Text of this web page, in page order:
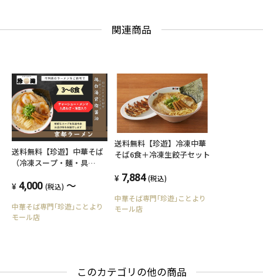
関連商品
送料無料【珍遊】中華そば
（冷凍スープ・麺・具
4,000 (税込) ～
中華そば専門｢珍遊｣ことより
モール店
送料無料【珍遊】冷凍中華
そば6食＋冷凍生餃子セット
7,884 (税込)
中華そば専門｢珍遊｣ことより
モール店
このカテゴリの他の商品